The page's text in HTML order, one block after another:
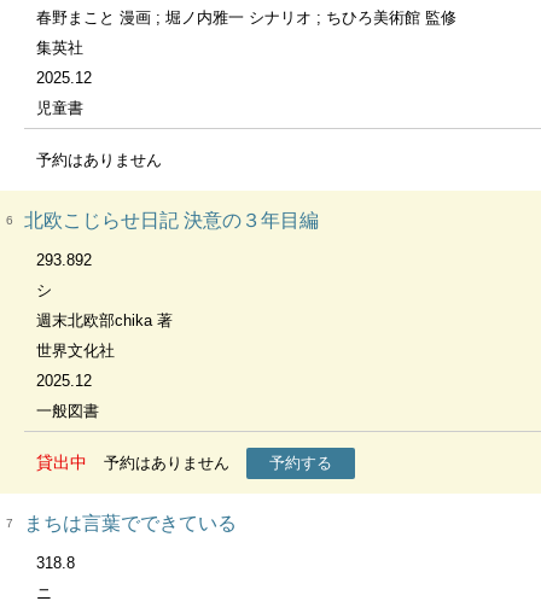
春野まこと 漫画 ; 堀ノ内雅一 シナリオ ; ちひろ美術館 監修
集英社
2025.12
児童書
予約はありません
6 北欧こじらせ日記 決意の３年目編
293.892
シ
週末北欧部chika 著
世界文化社
2025.12
一般図書
貸出中 予約はありません 予約する
7 まちは言葉でできている
318.8
ニ